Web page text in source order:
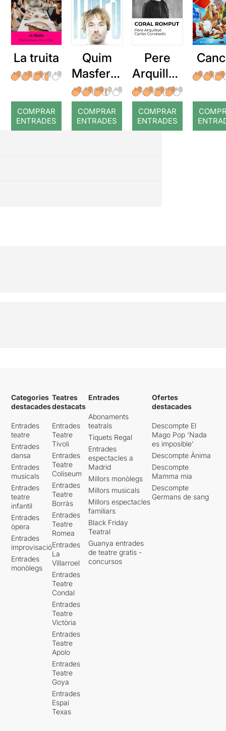
La truita
COMPRAR
ENTRADES
Quim
Masferre
r: Temps
COMPRAR
ENTRADES
Pere
Arquillué
: Coral
romput
COMPRAR
ENTRADES
Categories
destacades
Entrades
teatre
Entrades
dansa
Entrades
musicals
Entrades
teatre
infantil
Entrades
òpera
Entrades
improvisació
Entrades
monòlegs
Teatres
destacats
Entrades
Teatre
Tívoli
Entrades
Teatre
Coliseum
Entrades
Teatre
Borràs
Entrades
Teatre
Romea
Entrades
La
Villarroel
Entrades
Teatre
Condal
Entrades
Teatre
Victòria
Entrades
Teatre
Apolo
Entrades
Teatre
Goya
Entrades
Espai
Texas
Entrades
Abonaments
teatrals
Tiquets Regal
Entrades
espectacles a
Madrid
Millors monòlegs
Millors musicals
Millors espectacles
familiars
Black Friday
Teatral
Guanya entrades
de teatre gratis -
concursos
Ofertes
destacades
Descompte El
Mago Pop 'Nada
es imposible'
Descompte Ànima
Descompte
Mamma mia
Descompte
Germans de sang